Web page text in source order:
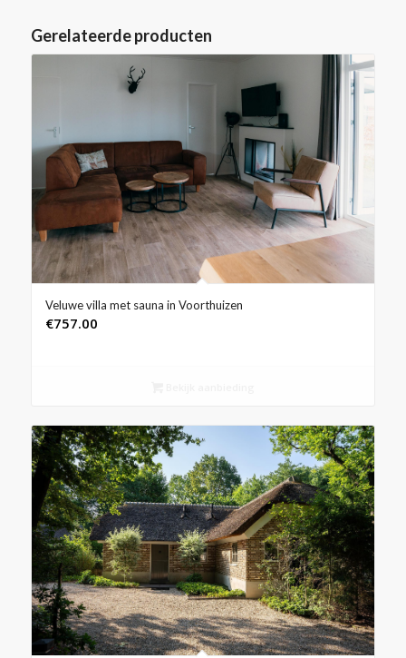
Gerelateerde producten
Veluwe villa met sauna in Voorthuizen
€757.00